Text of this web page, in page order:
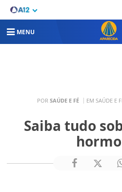
MENU
POR SAÚDE E FÉ EM SAÚDE E
Saiba tudo